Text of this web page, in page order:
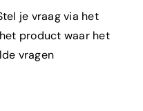
je vraag via het
product waar het
vragen